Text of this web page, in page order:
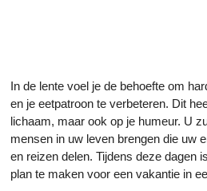
In de lente voel je de behoefte om
en je eetpatroon te verbeteren. Dit
lichaam, maar ook op je humeur. U
mensen in uw leven brengen die uw
en reizen delen. Tijdens deze dagen
plan te maken voor een vakantie in